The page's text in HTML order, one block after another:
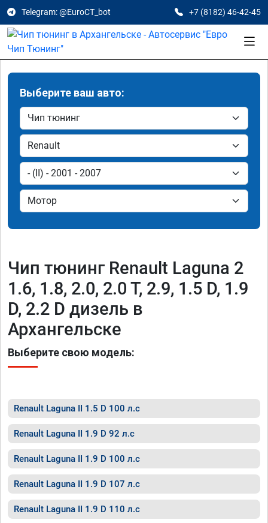
Telegram: @EuroCT_bot +7 (8182) 46-42-45
Выберите ваш авто:
Чип тюнинг Renault Laguna 2
1.6, 1.8, 2.0, 2.0 T, 2.9, 1.5 D, 1.9
D, 2.2 D дизель в
Архангельске
Выберите свою модель:
Renault Laguna II 1.5 D 100 л.с
Renault Laguna II 1.9 D 92 л.с
Renault Laguna II 1.9 D 100 л.с
Renault Laguna II 1.9 D 107 л.с
Renault Laguna II 1.9 D 110 л.с